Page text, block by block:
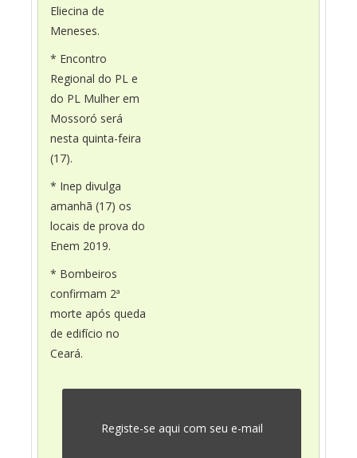
Eliecina de
Meneses.
* Encontro
Regional do PL e
do PL Mulher em
Mossoró será
nesta quinta-feira
(17).
* Inep divulga
amanhã (17) os
locais de prova do
Enem 2019.
* Bombeiros
confirmam 2ª
morte após queda
de edifício no
Ceará.
Registe-se aqui com seu e-mail